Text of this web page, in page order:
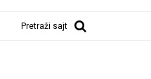
Pretraži sajt